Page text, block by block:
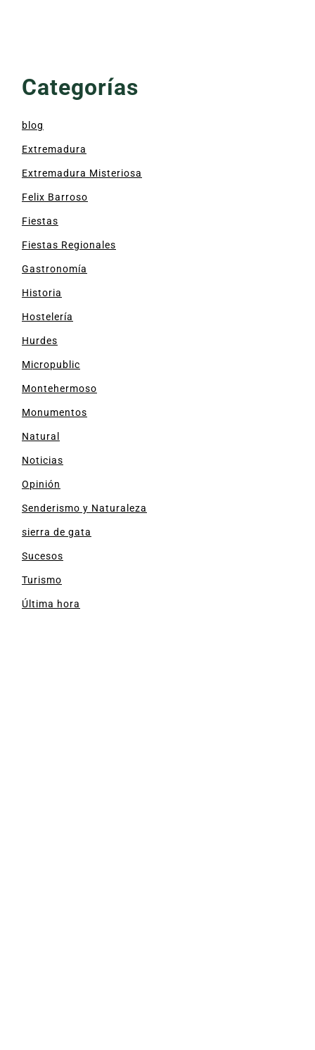
Categorías
blog
Extremadura
Extremadura Misteriosa
Felix Barroso
Fiestas
Fiestas Regionales
Gastronomía
Historia
Hostelería
Hurdes
Micropublic
Montehermoso
Monumentos
Natural
Noticias
Opinión
Senderismo y Naturaleza
sierra de gata
Sucesos
Turismo
Última hora